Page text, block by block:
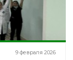
9 февраля 2026